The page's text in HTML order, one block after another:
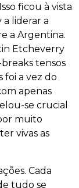
ficou à vista
a liderar a
a Argentina.
Etcheverry
tensos
foi a vez do
apenas
se crucial
muito
vivas as
Cada
tudo se